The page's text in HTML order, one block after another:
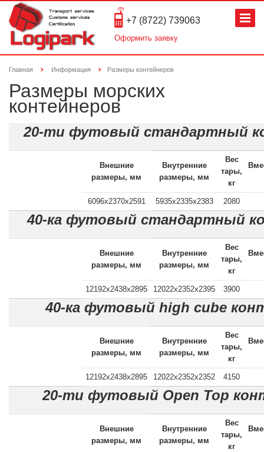
+7 (8722) 739063
Оформить заявку
Главная Информация Размеры контейнеров
Размеры морских
контейнеров
20-ти футовый стандартный
Внешние
размеры, мм
Внутренние
размеры, мм
Вес
тары,
кг
6096x2370x2591 5935x2335x2383 2080
40-ка футовый стандартный
Внешние
размеры, мм
Внутренние
размеры, мм
Вес
тары,
кг
12192x2438x2895 12022x2352x2395 3900
40-ка футовый high cube
Внешние
размеры, мм
Внутренние
размеры, мм
Вес
тары,
кг
12192x2438x2895 12022x2352x2352 4150
20-ти футовый Open Top
Внешние
размеры, мм
Внутренние
размеры, мм
Вес
тары,
кг